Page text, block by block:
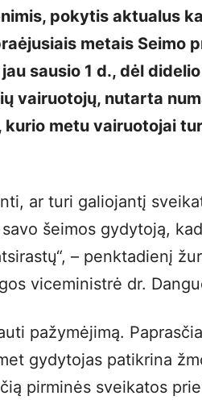
pokytis aktualus
metais Seimo
sausio 1 d., dėl
vairuotojų, nutarta
metu vairuotojai
ar turi galiojantį
šeimos gydytoją,
– penktadienį
viceministrė dr.
pažymėjimą.
gydytojas patikrina
pirminės sveikatos